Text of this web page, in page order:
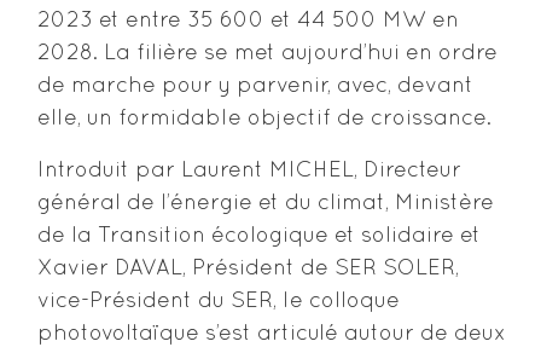
2023 et entre 35 600 et 44 500 MW en
2028. La filière se met aujourd’hui en ordre
de marche pour y parvenir, avec, devant
elle, un formidable objectif de croissance.
Introduit par Laurent MICHEL, Directeur
général de l’énergie et du climat, Ministère
de la Transition écologique et solidaire et
Xavier DAVAL, Président de SER SOLER,
vice-Président du SER, le colloque
photovoltaïque s’est articulé autour de deux